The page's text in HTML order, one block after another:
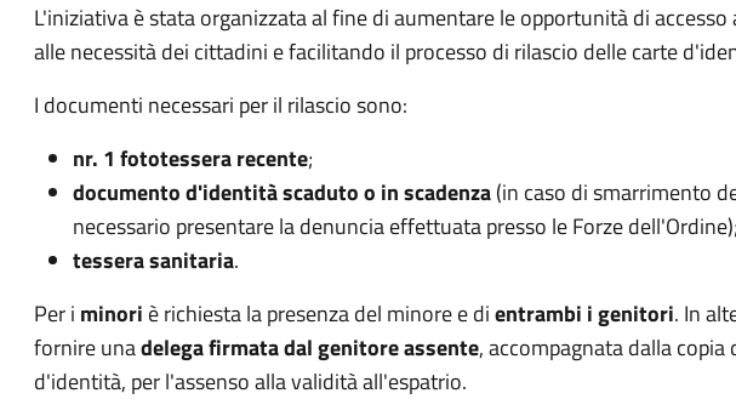
L'iniziativa è stata organizzata al fine di aumentare le opportunità di
alle necessità dei cittadini e facilitando il processo di rilascio delle carte
I documenti necessari per il rilascio sono:
nr. 1 fototessera recente;
documento d'identità scaduto o in scadenza(in caso di smarrimento
necessario presentare la denuncia effettuata presso le Forze dell'Ordine);
tessera sanitaria.
Per i minori è richiesta la presenza del minore e dientrambi i genitori. In
fornire unadelega firmata dal genitore assente, accompagnata dalla
d'identità, per l'assenso alla validità all'espatrio.